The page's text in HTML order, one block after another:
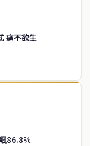
痛不欲生
86.8%
新聞媒體，致力於